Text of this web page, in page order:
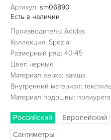
Артикул: sm06890
Есть в наличии
Производитель: Adidas
Коллекция: Spezial
Размерный ряд: 40-45
Цвет: черные
Материал верха: замша
Внутренний материал: текстиль
Материал подошвы:
Российский Европейский
Сантиметры